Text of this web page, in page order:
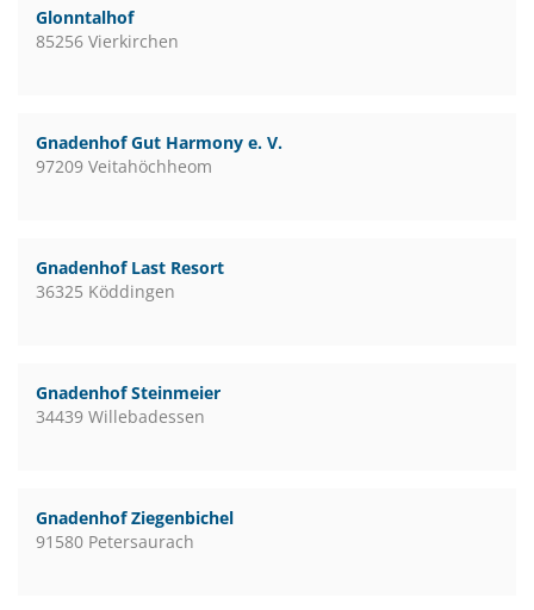
Glonntalhof
85256 Vierkirchen
Gnadenhof Gut Harmony e. V.
97209 Veitahöchheom
Gnadenhof Last Resort
36325 Köddingen
Gnadenhof Steinmeier
34439 Willebadessen
Gnadenhof Ziegenbichel
91580 Petersaurach